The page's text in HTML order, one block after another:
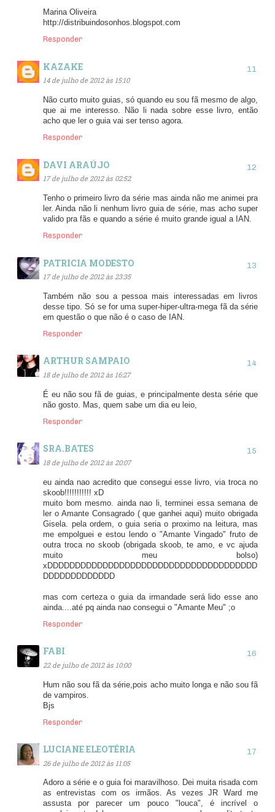
Marina Oliveira
http://distribuindosonhos.blogspot.com
Responder
KAZAKE
14 de julho de 2012 às 15:10
Não curto muito guias, só quando eu sou fã mesmo de algo,
que ai me interesso. Não li nada sobre esse livro, então
acho que ler o guia vai ser tenso agora.
Responder
DAVI ARAÚJO
17 de julho de 2012 às 02:52
Tenho o primeiro livro da série mas ainda não me animei pra
ler. Ainda não li nenhum livro guia de série, mas acho super
valido pra fãs e quando a série é muito grande igual a IAN.
Responder
PATRICIA MODESTO
17 de julho de 2012 às 23:35
Também não sou a pessoa mais interessadas em livros
desse tipo. Só se for uma super-hiper-ultra-mega fã da série
em questão o que não é o caso de IAN.
Responder
ARTHUR SAMPAIO
18 de julho de 2012 às 16:27
É eu não sou fã de guias, e principalmente desta série que
não gosto. Mas, quem sabe um dia eu leio,
Responder
SRA.BATES
18 de julho de 2012 às 20:07
eu ainda nao acredito que consegui esse livro, via troca no
skoob!!!!!!!!!!! xD
muito bom mesmo. ainda nao li, terminei essa semana de
ler o Amante Consagrado ( que ganhei aqui) muito obrigada
Gisela. pela ordem, o guia seria o proximo na leitura, mas
me empolguei e estou lendo o "Amante Vingado" fruto de
outra troca no skoob (obrigada skoob, te amo, e vc ajuda
muito meu bolso)
xDDDDDDDDDDDDDDDDDDDDDDDDDDDDDDDDDDDDDD
DDDDDDDDDDDDD
mas com certeza o guia da irmandade será lido esse ano
ainda....até pq ainda nao consegui o "Amante Meu" ;o
Responder
FABI
22 de julho de 2012 às 10:00
Hum não sou fã da série,pois acho muito longa e não sou fã
de vampiros.
Bjs
Responder
LUCIANE ELEOTÉRIA
26 de julho de 2012 às 11:05
Adoro a série e o guia foi maravilhoso. Dei muita risada com
as entrevistas com os irmãos. As vezes JR Ward me
assusta por parecer um pouco "louca", é incrível o